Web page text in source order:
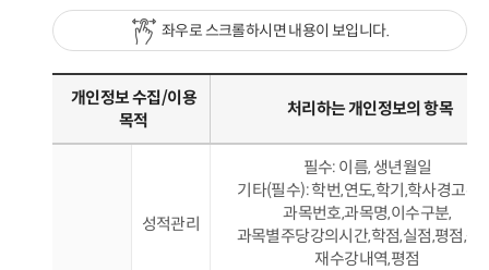
좌우로 스크롤하시면 내용이 보입니다.
개인정보 수집/이용
목적
처리하는 개인정보의 항목
성적관리
필수: 이름, 생년월일
기타(필수): 학번,연도,학기,학사경고유
과목번호,과목명,이수구분,
과목별주당강의시간,학점,실점,평점,등
재수강내역,평점